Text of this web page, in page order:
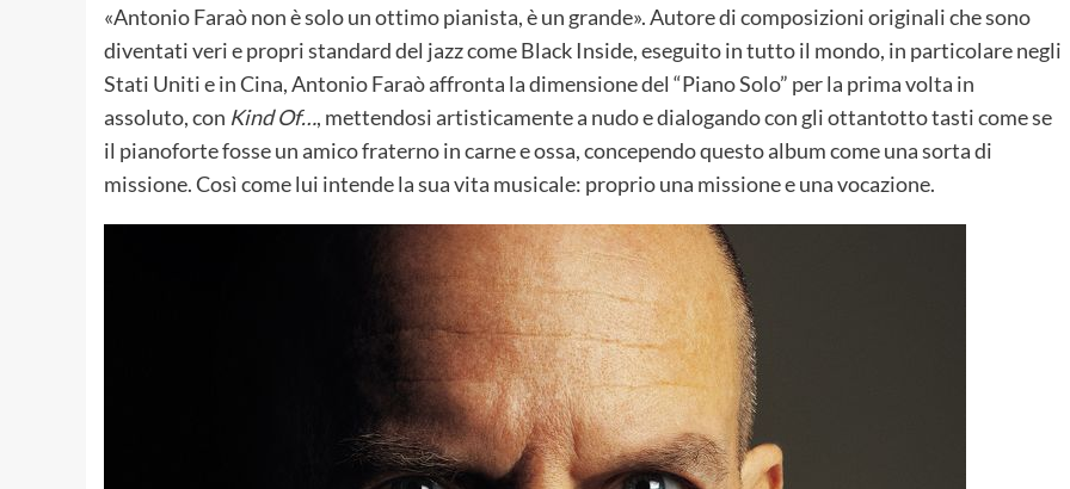
«Antonio Faraò non è solo un ottimo pianista, è un grande». Autore di composizioni originali che sono
diventati veri e propri standard del jazz come Black Inside, eseguito in tutto il mondo, in particolare negli
Stati Uniti e in Cina, Antonio Faraò affronta la dimensione del “Piano Solo” per la prima volta in
assoluto, con Kind Of…, mettendosi artisticamente a nudo e dialogando con gli ottantotto tasti come se
il pianoforte fosse un amico fraterno in carne e ossa, concependo questo album come una sorta di
missione. Così come lui intende la sua vita musicale: proprio una missione e una vocazione.